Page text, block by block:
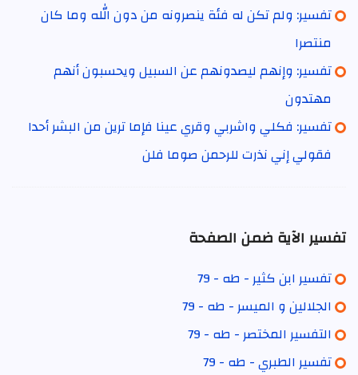
تفسير: ولم تكن له فئة ينصرونه من دون الله وما كان
منتصرا
تفسير: وإنهم ليصدونهم عن السبيل ويحسبون أنهم
مهتدون
تفسير: فكلي واشربي وقري عينا فإما ترين من البشر أحدا
فقولي إني نذرت للرحمن صوما فلن
تفسير الآية ضمن الصفحة
تفسير ابن كثير - طه - 79
الجلالين و الميسر - طه - 79
التفسير المختصر - طه - 79
تفسير الطبري - طه - 79